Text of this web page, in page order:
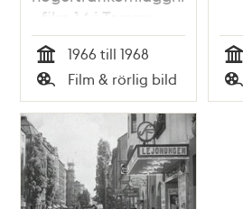
- film 14 i Tommy
Engströms samling
Tid
1966 till 1968
Typ
Film & rörlig bild Tid
Typ